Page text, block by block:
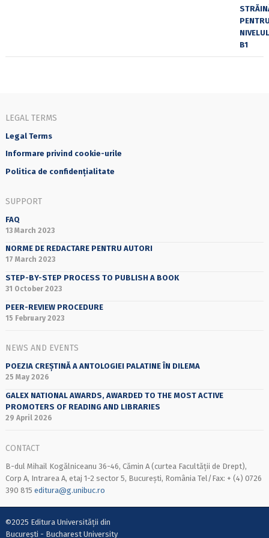
LEGAL TERMS
Legal Terms
Informare privind cookie-urile
Politica de confidențialitate
SUPPORT
FAQ
13 March 2023
NORME DE REDACTARE PENTRU AUTORI
17 March 2023
STEP-BY-STEP PROCESS TO PUBLISH A BOOK
31 October 2023
PEER-REVIEW PROCEDURE
15 February 2023
NEWS AND EVENTS
POEZIA CREȘTINĂ A ANTOLOGIEI PALATINE ÎN DILEMA
25 May 2026
GALEX NATIONAL AWARDS, AWARDED TO THE MOST ACTIVE
PROMOTERS OF READING AND LIBRARIES
29 April 2026
CONTACT
B-dul Mihail Kogălniceanu 36-46, Cămin A (curtea Facultății de Drept),
Corp A, Intrarea A, etaj 1-2 sector 5, București, România Tel/Fax: + (4) 0726
390 815 editura@g.unibuc.ro
©2025 Editura Universității din
București - Bucharest University